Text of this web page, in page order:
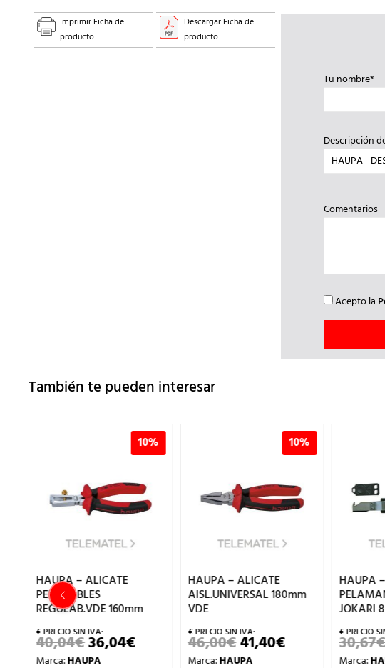
Imprimir Ficha de
producto
Descargar Ficha de
producto
Tu nombre*
Descripción
Comentarios
Acepto la
También te pueden interesar
10%
HAUPA – ALICATE
PELACABLES
REGULAB.VDE 160mm
40,04€EL
PRECIO
36,04€EL
PRECIO
Marca:HAUPA
10%
HAUPA – ALICATE
AISL.UNIVERSAL 180mm
VDE
46,00€EL
PRECIO
41,40€EL
PRECIO
Marca:HAUPA
HAUPA –
JOKARI
30,67
Marca: